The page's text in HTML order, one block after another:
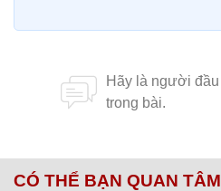
CÓ THỂ BẠN QUAN TÂM